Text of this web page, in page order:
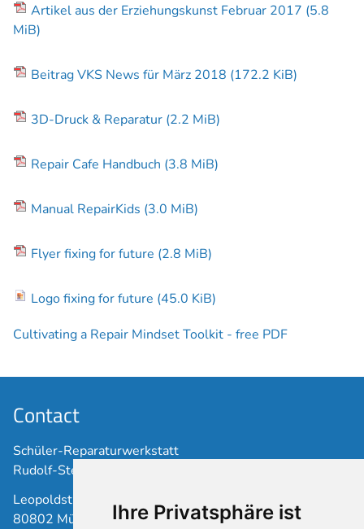
Ihre Privatsphäre ist
Artikel aus der Erziehungskunst Februar 2017 (5.8
MiB)
Beitrag VKS News für März 2018 (172.2 KiB)
3D-Druck & Reparatur (2.2 MiB)
Repair Cafe Handbuch (3.8 MiB)
Manual RepairKids (3.0 MiB)
Flyer fixing for future (2.8 MiB)
Logo fixing for future (45.0 KiB)
Cultivating a Repair Mindset Toolkit - free PDF
Contact
Schüler-Reparaturwerkstatt
Rudolf-Steiner-Schule Schwabing
Leopoldstraße 17
80802 München